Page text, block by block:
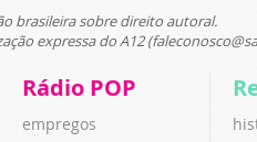
brasileira sobre direito autoral.
expressa do A12
Rádio POP
empregos